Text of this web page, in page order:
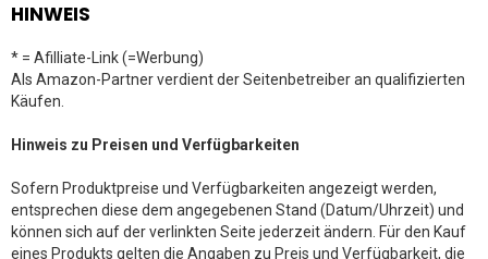
HINWEIS
* = Afilliate-Link (=Werbung)
Als Amazon-Partner verdient der Seitenbetreiber an qualifizierten
Käufen.
Hinweis zu Preisen und Verfügbarkeiten
Sofern Produktpreise und Verfügbarkeiten angezeigt werden,
entsprechen diese dem angegebenen Stand (Datum/Uhrzeit) und
können sich auf der verlinkten Seite jederzeit ändern. Für den Kauf
eines Produkts gelten die Angaben zu Preis und Verfügbarkeit, die